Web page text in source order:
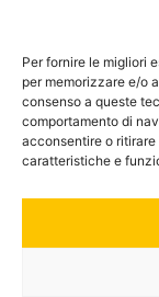
Per fornire le migliori
per memorizzare e/o
consenso a queste
comportamento di
acconsentire o
caratteristiche e
Hai bisogno